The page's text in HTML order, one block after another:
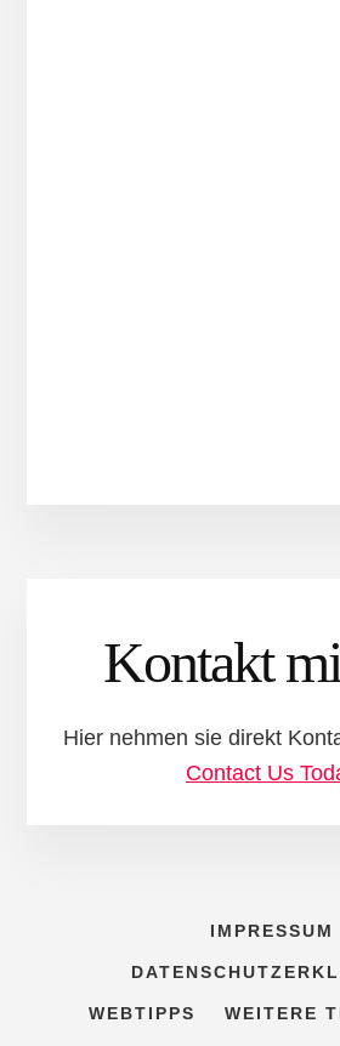
Kontakt
Hier nehmen sie direkt
Contact Us
IMPRESSUM
WEBTIPPS WEITERE